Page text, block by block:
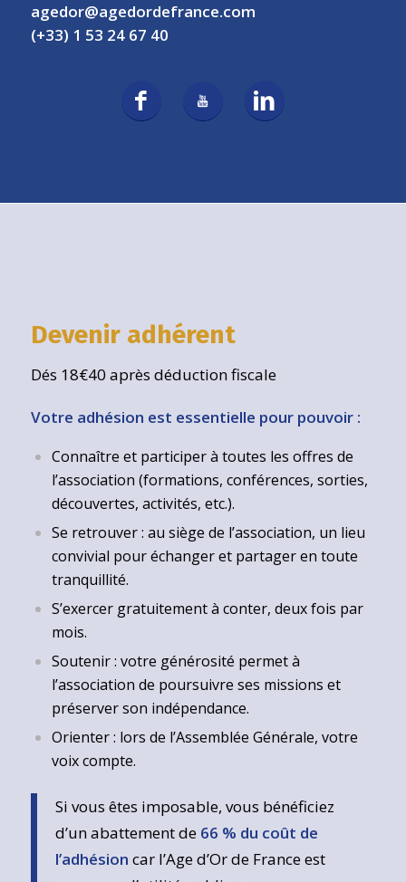
agedor@agedordefrance.com
(+33) 1 53 24 67 40
Devenir adhérent
Dés 18€40 après déduction fiscale
Votre adhésion est essentielle pour pouvoir :
Connaître et participer à toutes les offres de
l’association (formations, conférences, sorties,
découvertes, activités, etc.).
Se retrouver : au siège de l’association, un lieu
convivial pour échanger et partager en toute
tranquillité.
S’exercer gratuitement à conter, deux fois par
mois.
Soutenir : votre générosité permet à
l’association de poursuivre ses missions et
préserver son indépendance.
Orienter : lors de l’Assemblée Générale, votre
voix compte.
Si vous êtes imposable, vous bénéficiez
d’un abattement de 66 % du coût de
l’adhésion car l’Age d’Or de France est